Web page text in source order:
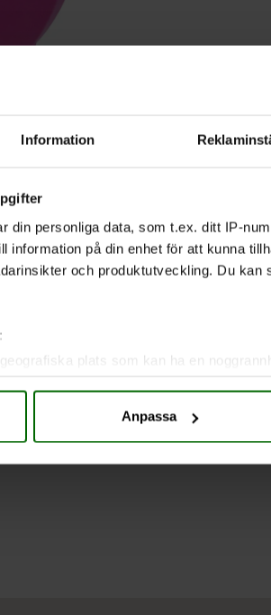
Information
din personliga data, som t.ex. ditt IP-
information på din enhet för att kunna
och produktutveckling. Du
plats som kan ha en
aktivt skanna den för specifika
helst från cookie-förklaringen.
Vi vidarebefordrar även sådana
Anpassa